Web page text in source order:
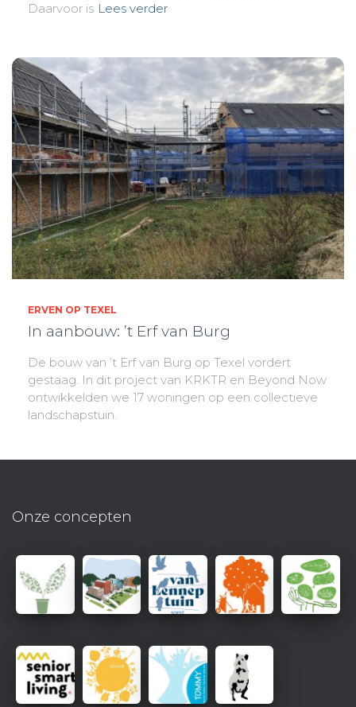
Daarvoor is Lees verder
ERVEN OP TEXEL
In aanbouw: ’t Erf van Burg
De bouw van ’t Erf van Burg op Texel vordert
gestaag. In dit project van KRKTR en Beyond Now
ontwikkelden we 17 woningen op een collectieve
landschapstuin.
Onze concepten